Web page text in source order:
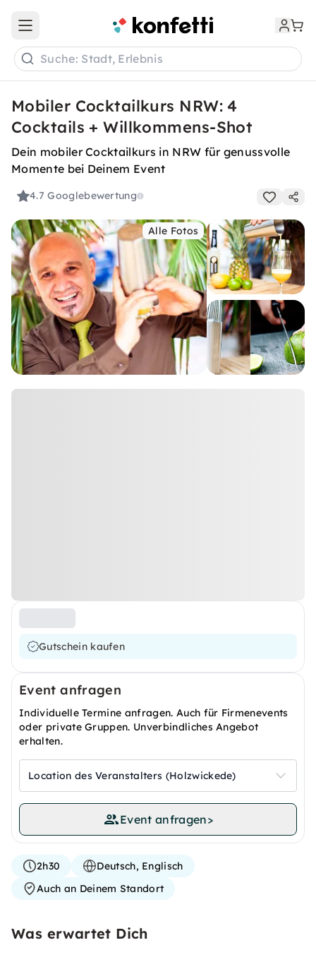
Open main menu
Suche: Stadt, Erlebnis
Mobiler Cocktailkurs NRW: 4
Cocktails + Willkommens-Shot
Dein mobiler Cocktailkurs in NRW für genussvolle
Momente bei Deinem Event
4.7Googlebewertung
Alle Fotos
Gutschein kaufen
Event anfragen
Individuelle Termine anfragen. Auch für Firmenevents
oder private Gruppen. Unverbindliches Angebot
erhalten.
Location des Veranstalters (Holzwickede)
Event anfragen>
2h30
Deutsch, Englisch
Auch an Deinem Standort
Was erwartet Dich